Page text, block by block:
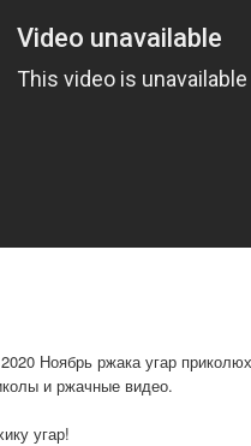
Ноябрь ржака угар
и ржачные видео.
угар!